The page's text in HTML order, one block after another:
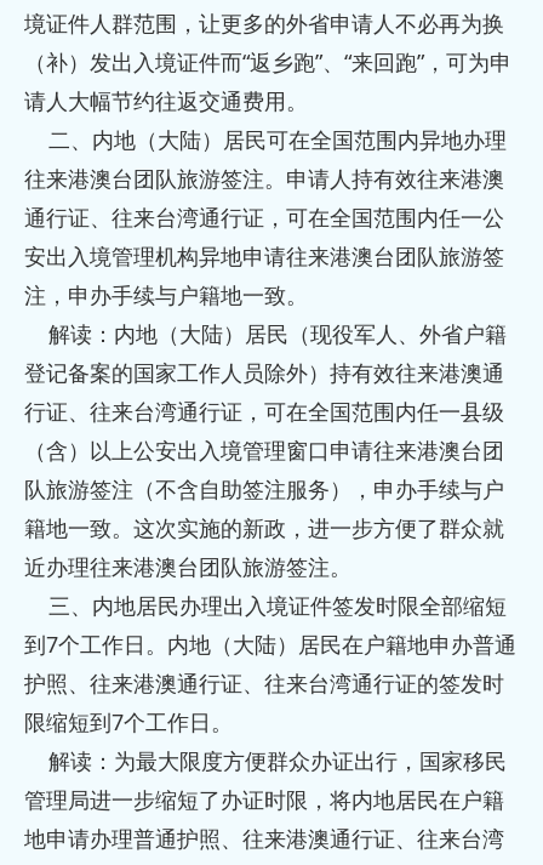
境证件人群范围，让更多的外省申请人不必再为换
（补）发出入境证件而“返乡跑”、“来回跑”，可为申
请人大幅节约往返交通费用。
二、内地（大陆）居民可在全国范围内异地办理
往来港澳台团队旅游签注。申请人持有效往来港澳
通行证、往来台湾通行证，可在全国范围内任一公
安出入境管理机构异地申请往来港澳台团队旅游签
注，申办手续与户籍地一致。
解读：内地（大陆）居民（现役军人、外省户籍
登记备案的国家工作人员除外）持有效往来港澳通
行证、往来台湾通行证，可在全国范围内任一县级
（含）以上公安出入境管理窗口申请往来港澳台团
队旅游签注（不含自助签注服务），申办手续与户
籍地一致。这次实施的新政，进一步方便了群众就
近办理往来港澳台团队旅游签注。
三、内地居民办理出入境证件签发时限全部缩短
到7个工作日。内地（大陆）居民在户籍地申办普通
护照、往来港澳通行证、往来台湾通行证的签发时
限缩短到7个工作日。
解读：为最大限度方便群众办证出行，国家移民
管理局进一步缩短了办证时限，将内地居民在户籍
地申请办理普通护照、往来港澳通行证、往来台湾